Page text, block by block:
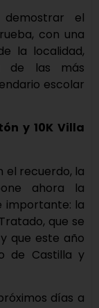
el
con una
la localidad,
de las más
escolar
y 10K Villa
el recuerdo, la
ahora la
importante: la
que se
que este año
de Castilla y
días a